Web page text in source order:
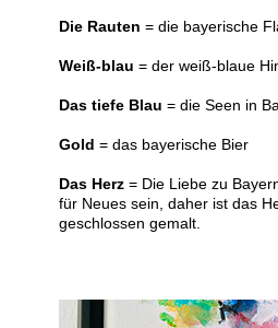
Die Rauten = die bayerische
Weiß-blau = der weiß-blaue
Das tiefe Blau = die Seen in
Gold = das bayerische Bier
Das Herz = Die Liebe zu
für Neues sein, daher ist das
geschlossen gemalt.